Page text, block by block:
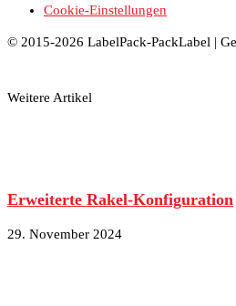
Cookie-Einstellungen
© 2015-2026 LabelPack-PackLabel |
Weitere Artikel
Erweiterte Rakel-Konfiguration
29. November 2024